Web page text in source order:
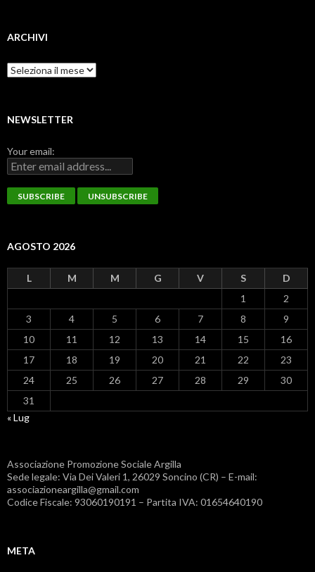
ARCHIVI
Archivi
NEWSLETTER
Your email:
AGOSTO 2026
L M M G V S
D
1
2
3
4 5 6 7 8
9
10
11 12 13 14 15
16
17
18 19 20 21 22
23
24
25 26 27 28 29
30
31
« Lug
Associazione Promozione Sociale Argilla
Sede legale: Via Dei Valeri 1, 26029 Soncino (CR) – E-mail:
associazioneargilla@gmail.com
Codice Fiscale: 93060190191 – Partita IVA: 01654640190
META